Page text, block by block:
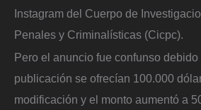
Instagram del Cuerpo de
Penales y Criminalísticas (Cicpc).
Pero el anuncio fue confunso debido
publicación se ofrecían 100.000
modificación y el monto aumentó a